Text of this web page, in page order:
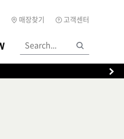
매장찾기 고객센터